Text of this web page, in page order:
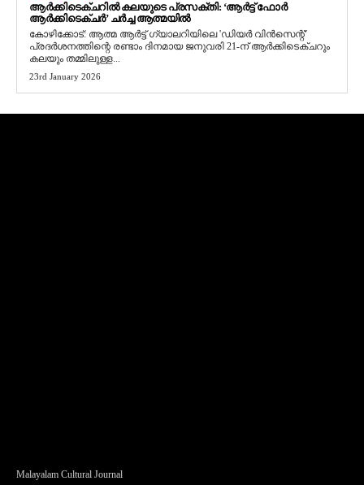
ആർക്കിടെക്ചറിൽ കലയുടെ പ്രസക്തി: ‘ആർട്ട് ഫോർ
ആർക്കിടെക്ചർ’ ചർച്ച ആത്മയിൽ
​കോഴിക്കോട്: ആത്മ ആർട്ട് ഗ്യാലറിയിലെ 'ഡിയർ വിൻസെന്റ്'
പ്രദർശനത്തിന്റെ രണ്ടാം ദിനമായ ജനുവരി 21-ന് ആർക്കിടെക്ചറും
കലയും തമ്മിലുള്ള...
23rd January 2026
Malayalam Cultural Journal